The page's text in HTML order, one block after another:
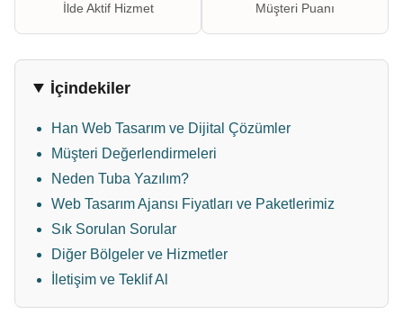
İlde Aktif Hizmet Müşteri Puanı
İçindekiler
Han Web Tasarım ve Dijital Çözümler
Müşteri Değerlendirmeleri
Neden Tuba Yazılım?
Web Tasarım Ajansı Fiyatları ve Paketlerimiz
Sık Sorulan Sorular
Diğer Bölgeler ve Hizmetler
İletişim ve Teklif Al